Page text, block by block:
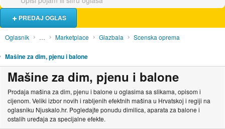
PREDAJ OGLAS
Oglasnik … Marketplace Glazbala Scenska oprema
Mašine za dim, pjenu i balone
Mašine za dim, pjenu i balone
Prodaja mašina za dim, pjenu i balone u oglasima sa slikama, opisom i
cijenom. Veliki izbor novih i rabljenih efektnih mašina u Hrvatskoj i regiji na
oglasniku Njuskalo.hr. Pogledajte ponudu dimilica, aparata za balone i
ostalih uređaja za specijalne efekte.